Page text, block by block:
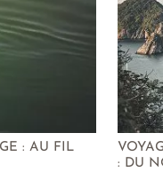
: AU FIL
: DU